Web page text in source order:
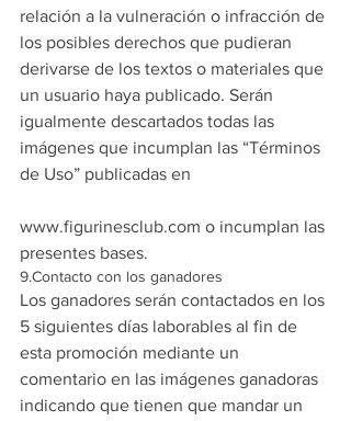
relación a la vulneración o infracción de
los posibles derechos que pudieran
derivarse de los textos o materiales que
un usuario haya publicado. Serán
igualmente descartados todas las
imágenes que incumplan las “Términos
de Uso” publicadas en
www.figurinesclub.com o incumplan las
presentes bases.
9.Contacto con los ganadores
Los ganadores serán contactados en los
5 siguientes días laborables al fin de
esta promoción mediante un
comentario en las imágenes ganadoras
indicando que tienen que mandar un